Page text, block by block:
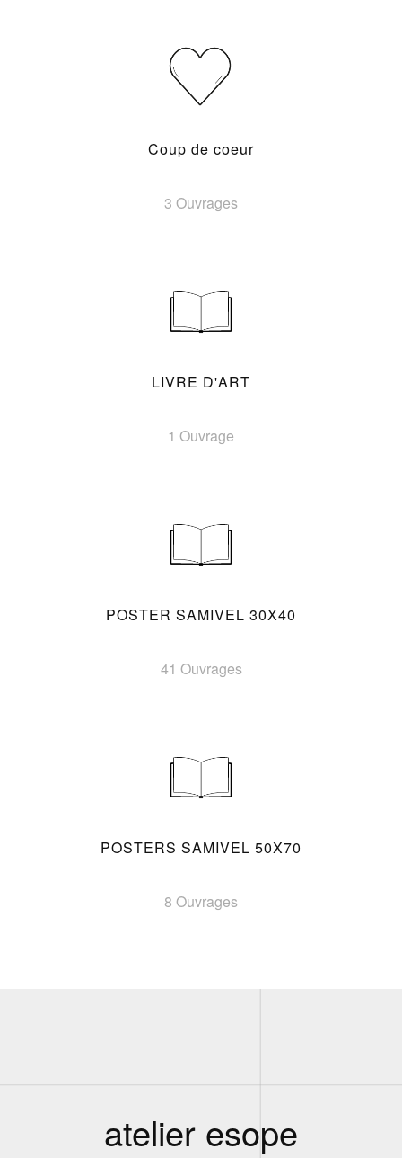
Coup de coeur
3 Ouvrages
LIVRE D'ART
1 Ouvrage
POSTER SAMIVEL 30X40
41 Ouvrages
POSTERS SAMIVEL 50X70
8 Ouvrages
atelier esope